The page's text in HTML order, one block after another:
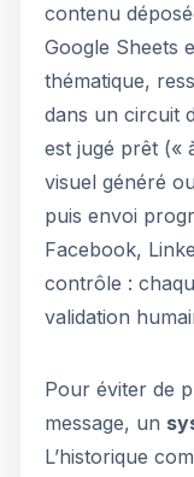
contenu
Google Sheets
thématique,
dans un circuit
est jugé prêt («
visuel généré
puis envoi
Facebook,
contrôle :
validation
Pour éviter de
message, un
L’historique